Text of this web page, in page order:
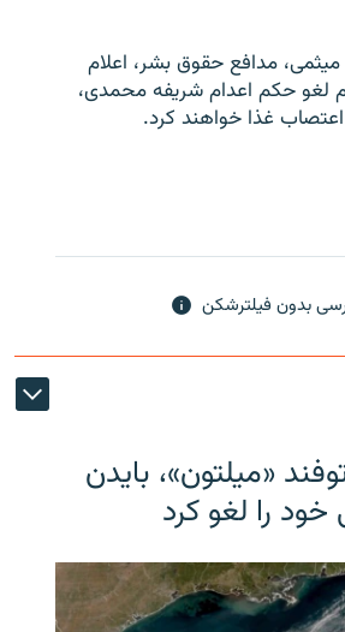
مدافع حقوق بشر، اعلام
لغو حکم اعدام شریفه محمدی،
اعتصاب غذا خواهند کرد.
بدون فیلترشکن
«میلتون»، بایدن
را لغو کرد